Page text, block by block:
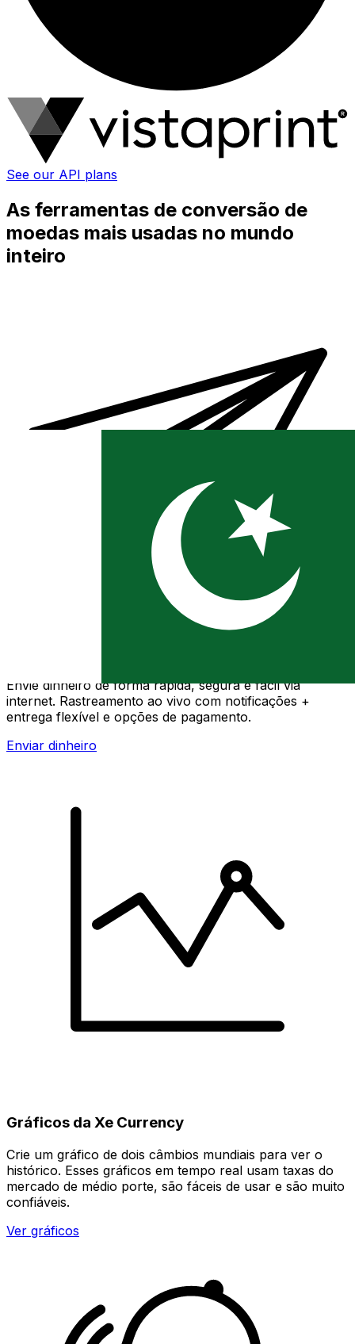
See our API plans
As ferramentas de conversão de
moedas mais usadas no mundo
inteiro
Envie dinheiro de forma rápida, segura e fácil via
internet. Rastreamento ao vivo com notificações +
entrega flexível e opções de pagamento.
Enviar dinheiro
Gráficos da Xe Currency
Crie um gráfico de dois câmbios mundiais para ver o
histórico. Esses gráficos em tempo real usam taxas do
mercado de médio porte, são fáceis de usar e são muito
confiáveis.
Ver gráficos